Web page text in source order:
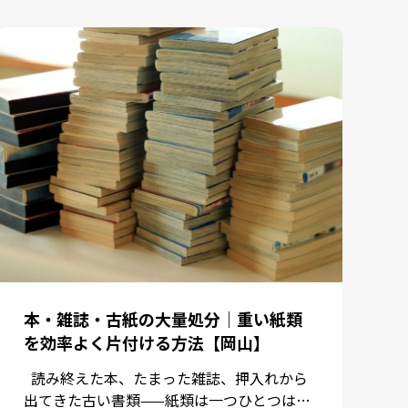
本・雑誌・古紙の大量処分｜重い紙類
を効率よく片付ける方法【岡山】
読み終えた本、たまった雑誌、押入れから
出てきた古い書類——紙類は一つひとつは軽